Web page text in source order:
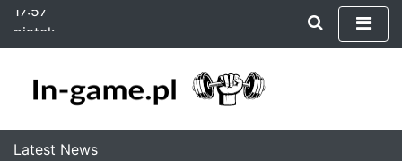
i
piątek
7 sierpnia 2026
Latest News